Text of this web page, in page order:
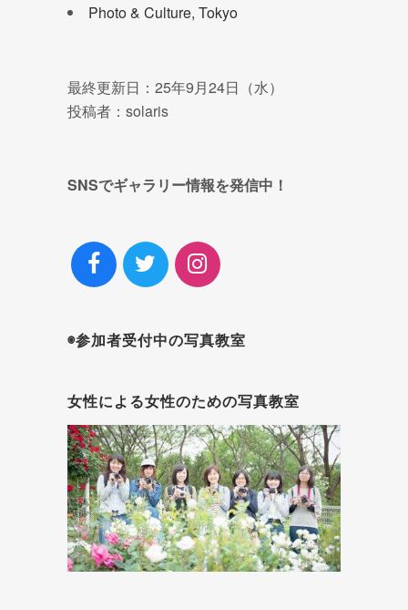
Photo & Culture, Tokyo
最終更新日：25年9月24日（水）
投稿者：solaris
SNSでギャラリー情報を発信中！
◉参加者受付中の写真教室
女性による女性のための写真教室